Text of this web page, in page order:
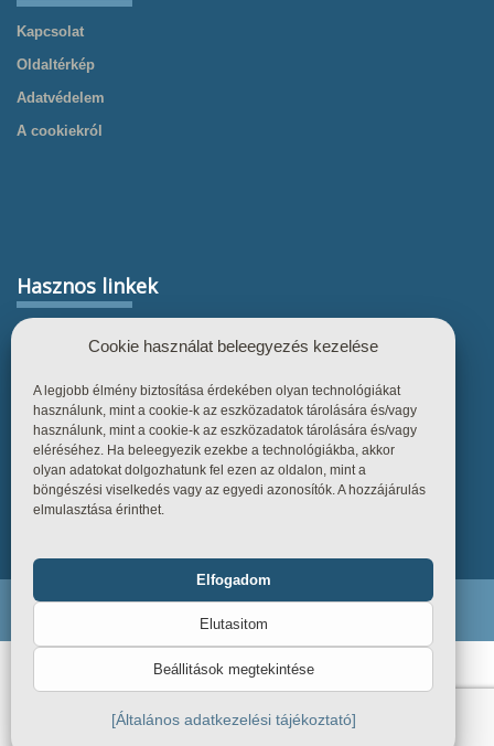
Kapcsolat
Oldaltérkép
Adatvédelem
A cookiekról
Hasznos linkek
Referenciák
Tudástár
Üzletszabályzat
Kapcsolat
Cookie használat beleegyezés kezelése
A legjobb élmény biztosítása érdekében olyan technológiákat
használunk, mint a cookie-k az eszközadatok tárolására és/vagy
használunk, mint a cookie-k az eszközadatok tárolására és/vagy
eléréséhez. Ha beleegyezik ezekbe a technológiákba, akkor
olyan adatokat dolgozhatunk fel ezen az oldalon, mint a
böngészési viselkedés vagy az egyedi azonosítók. A hozzájárulás
elmulasztása érinthet.
Statisztika
Elfogadom
Elutasitom
Beállitások megtekintése
[Általános adatkezelési tájékoztató]